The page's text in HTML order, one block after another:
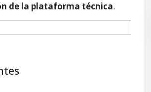
de la plataforma técnica.